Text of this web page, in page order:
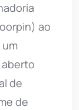
ao
de
de